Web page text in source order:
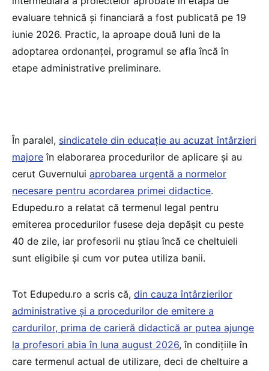
evaluare tehnică și financiară a fost publicată pe 19
iunie 2026. Practic, la aproape două luni de la
adoptarea ordonanței, programul se afla încă în
etape administrative preliminare.
În paralel, sindicatele din educație au acuzat întârzieri
majore în elaborarea procedurilor de aplicare și au
cerut Guvernului aprobarea urgentă a normelor
necesare pentru acordarea primei didactice.
Edupedu.ro a relatat că termenul legal pentru
emiterea procedurilor fusese deja depășit cu peste
40 de zile, iar profesorii nu știau încă ce cheltuieli
sunt eligibile și cum vor putea utiliza banii.
Tot Edupedu.ro a scris că, din cauza întârzierilor
administrative și a procedurilor de emitere a
cardurilor, prima de carieră didactică ar putea ajunge
la profesori abia în luna august 2026, în condițiile în
care termenul actual de utilizare, deci de cheltuire a